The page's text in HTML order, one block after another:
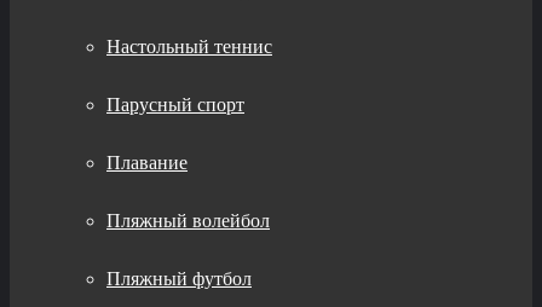
Настольный теннис
Парусный спорт
Плавание
Пляжный волейбол
Пляжный футбол